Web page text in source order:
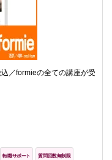
／formieの全ての講座が受
転職サポート 質問回数無制限